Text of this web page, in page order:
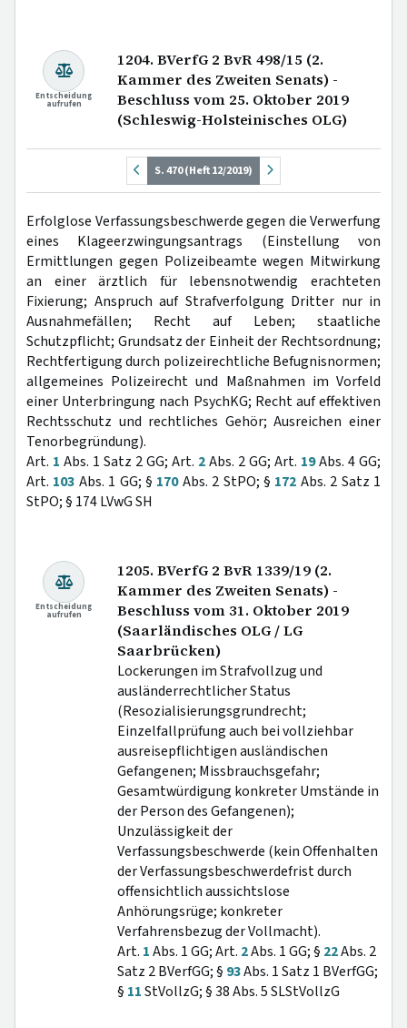
Entscheidung
aufrufen
1204. BVerfG 2 BvR 498/15 (2.
Kammer des Zweiten Senats) -
Beschluss vom 25. Oktober 2019
(Schleswig-Holsteinisches OLG)
S. 470 (Heft 12/2019)
Erfolglose Verfassungsbeschwerde gegen die Verwerfung
eines Klageerzwingungsantrags (Einstellung von
Ermittlungen gegen Polizeibeamte wegen Mitwirkung
an einer ärztlich für lebensnotwendig erachteten
Fixierung; Anspruch auf Strafverfolgung Dritter nur in
Ausnahmefällen; Recht auf Leben; staatliche
Schutzpflicht; Grundsatz der Einheit der Rechtsordnung;
Rechtfertigung durch polizeirechtliche Befugnisnormen;
allgemeines Polizeirecht und Maßnahmen im Vorfeld
einer Unterbringung nach PsychKG; Recht auf effektiven
Rechtsschutz und rechtliches Gehör; Ausreichen einer
Tenorbegründung).
Art. 1 Abs. 1 Satz 2 GG; Art. 2Abs. 2 GG; Art. 19Abs. 4 GG;
Art. 103 Abs. 1 GG; § 170Abs. 2 StPO; § 172 Abs. 2 Satz 1
StPO; § 174 LVwG SH
Entscheidung
aufrufen
1205. BVerfG 2 BvR 1339/19 (2.
Kammer des Zweiten Senats) -
Beschluss vom 31. Oktober 2019
(Saarländisches OLG / LG
Saarbrücken)
Lockerungen im Strafvollzug und
ausländerrechtlicher Status
(Resozialisierungsgrundrecht;
Einzelfallprüfung auch bei vollziehbar
ausreisepflichtigen ausländischen
Gefangenen; Missbrauchsgefahr;
Gesamtwürdigung konkreter Umstände in
der Person des Gefangenen);
Unzulässigkeit der
Verfassungsbeschwerde (kein Offenhalten
der Verfassungsbeschwerdefrist durch
offensichtlich aussichtslose
Anhörungsrüge; konkreter
Verfahrensbezug der Vollmacht).
Art. 1Abs. 1 GG; Art. 2Abs. 1 GG; § 22Abs. 2
Satz 2 BVerfGG; § 93Abs. 1 Satz 1 BVerfGG;
§ 11StVollzG; § 38 Abs. 5 SLStVollzG